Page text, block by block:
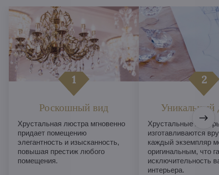
Роскошный вид
Хрустальная люстра мгновенно
придает помещению
элегантность и изысканность,
повышая престиж любого
помещения.
Уникальный
Хрустальные
изготавливаются
каждый экземпляр
оригинальным, что
исключительность
интерьера.